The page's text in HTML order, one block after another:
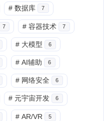
# 数据库 7
7 # 容器技术 7
# 大模型 6
# AI辅助 6
# 网络安全 6
# 元宇宙开发 6
# AR/VR 5